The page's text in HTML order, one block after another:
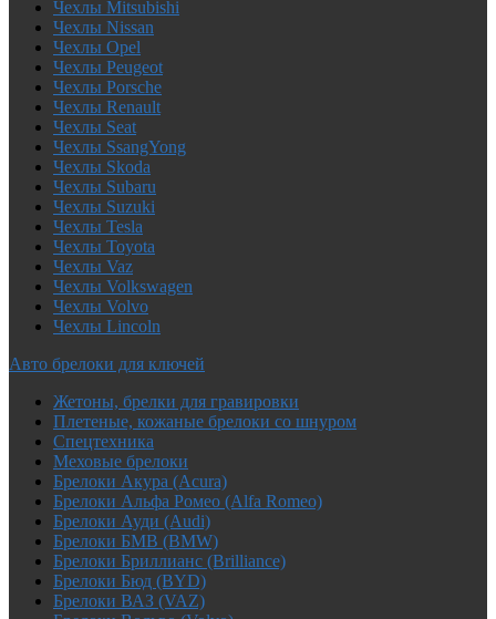
Чехлы Mitsubishi
Чехлы Nissan
Чехлы Opel
Чехлы Peugeot
Чехлы Porsche
Чехлы Renault
Чехлы Seat
Чехлы SsangYong
Чехлы Skoda
Чехлы Subaru
Чехлы Suzuki
Чехлы Tesla
Чехлы Toyota
Чехлы Vaz
Чехлы Volkswagen
Чехлы Volvo
Чехлы Lincoln
Авто брелоки для ключей
Жетоны, брелки для гравировки
Плетеные, кожаные брелоки со шнуром
Спецтехника
Меховые брелоки
Брелоки Акура (Acura)
Брелоки Альфа Ромео (Alfa Romeo)
Брелоки Ауди (Audi)
Брелоки БМВ (BMW)
Брелоки Бриллианс (Brilliance)
Брелоки Бюд (BYD)
Брелоки ВАЗ (VAZ)